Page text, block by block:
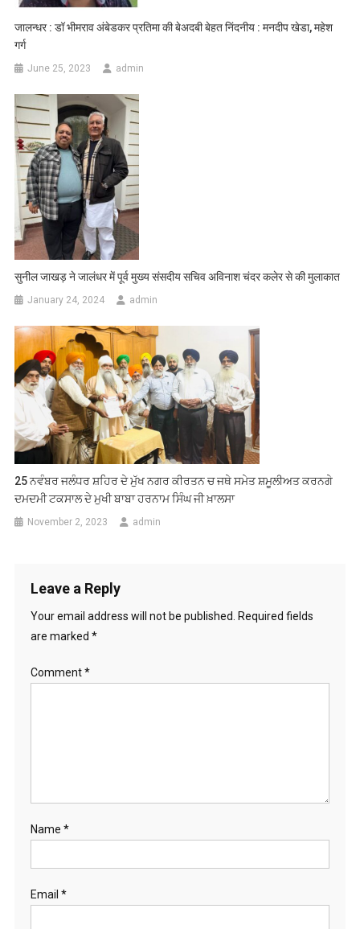
जालन्धर : डॉ भीमराव अंबेडकर प्रतिमा की बेअदबी बेहत निंदनीय : मनदीप खेडा, महेश
गर्ग
June 25, 2023 admin
सुनील जाखड़ ने जालंधर में पूर्व मुख्य संसदीय सचिव अविनाश चंदर कलेर से की मुलाकात
January 24, 2024 admin
25 ਨਵੰਬਰ ਜਲੰਧਰ ਸ਼ਹਿਰ ਦੇ ਮੁੱਖ ਨਗਰ ਕੀਰਤਨ ਚ ਜਥੇ ਸਮੇਤ ਸ਼ਮੂਲੀਅਤ ਕਰਨਗੇ
ਦਮਦਮੀ ਟਕਸਾਲ ਦੇ ਮੁਖੀ ਬਾਬਾ ਹਰਨਾਮ ਸਿੰਘ ਜੀ ਖ਼ਾਲਸਾ
November 2, 2023 admin
Leave a Reply
Your email address will not be published.
Required fields
are marked *
Comment*
Name *
Email *